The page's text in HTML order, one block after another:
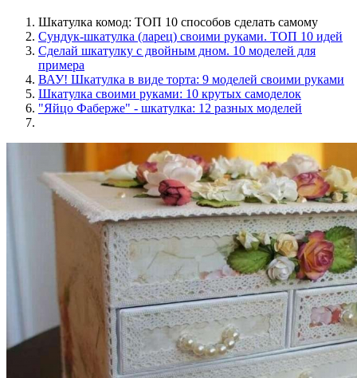
Шкатулка комод: ТОП 10 способов сделать самому
Сундук-шкатулка (ларец) своими руками. ТОП 10 идей
Сделай шкатулку с двойным дном. 10 моделей для
примера
ВАУ! Шкатулка в виде торта: 9 моделей своими руками
Шкатулка своими руками: 10 крутых самоделок
"Яйцо Фаберже" - шкатулка: 12 разных моделей